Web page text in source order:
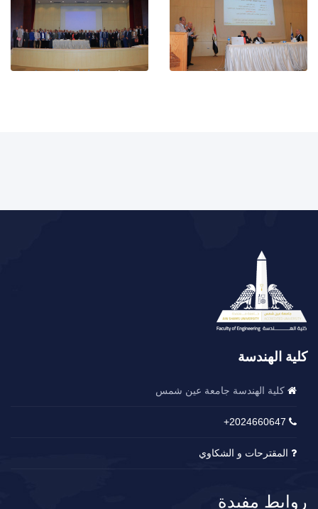
كلية الهندسة
كلية الهندسة جامعة عين شمس
2024660647+
المقترحات و الشكاوي
روابط مفيدة